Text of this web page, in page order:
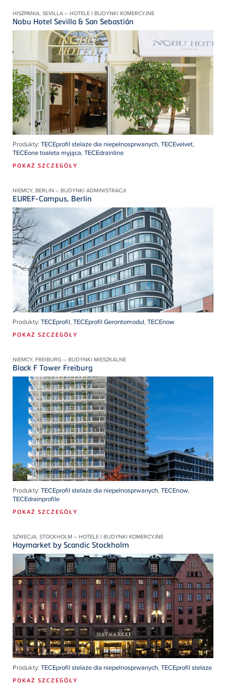
HISZPANIA, SEVILLA – HOTELE I BUDYNKI KOMERCYJNE
Nobu Hotel Sevilla & San Sebastián
Produkty: TECEprofil stelaże dia niepelnosprwanych,TECEvelvet,
TECEone toaleta myjąca,TECEdrainline
POKAŻ SZCZEGÓŁY
NIEMCY, BERLIN – BUDYNKI ADMINISTRACJI
EUREF-Campus, Berlin
Produkty: TECEprofil,TECEprofil Gerontomodul,TECEnow
POKAŻ SZCZEGÓŁY
NIEMCY, FREIBURG – BUDYNKI MIESZKALNE
Black F Tower Freiburg
Produkty: TECEprofil stelaże dia niepelnosprwanych,TECEnow,
TECEdrainprofile
POKAŻ SZCZEGÓŁY
SZWECJA, STOCKHOLM – HOTELE I BUDYNKI KOMERCYJNE
Haymarket by Scandic Stockholm
Produkty: TECEprofil stelaże dia niepelnosprwanych,TECEprofil stelaze
POKAŻ SZCZEGÓŁY